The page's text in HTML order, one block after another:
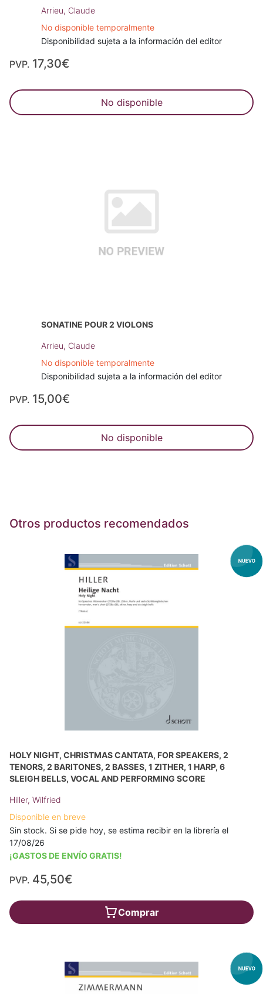
Arrieu, Claude
No disponible temporalmente
Disponibilidad sujeta a la información del editor
PVP. 17,30€
No disponible
SONATINE POUR 2 VIOLONS
Arrieu, Claude
No disponible temporalmente
Disponibilidad sujeta a la información del editor
PVP. 15,00€
No disponible
Otros productos recomendados
HOLY NIGHT, CHRISTMAS CANTATA, FOR SPEAKERS, 2
TENORS, 2 BARITONES, 2 BASSES, 1 ZITHER, 1 HARP, 6
SLEIGH BELLS, VOCAL AND PERFORMING SCORE
Hiller, Wilfried
Disponible en breve
Sin stock. Si se pide hoy, se estima recibir en la librería el
17/08/26
¡GASTOS DE ENVÍO GRATIS!
PVP. 45,50€
Comprar